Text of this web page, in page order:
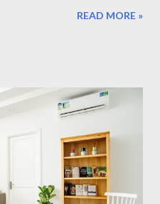
khổ lớn quận 7 TPHCM
Địa chỉ bán thảm lót sàn
trong tháng của Thảm
- 3,4m 2,6m - 3,6m Là đơn
trang trí nhà tại Hồ Chí Minh
tối đa nhu cầu của khách
ơ Việt Nam, chúng tôi đã
READ MORE »